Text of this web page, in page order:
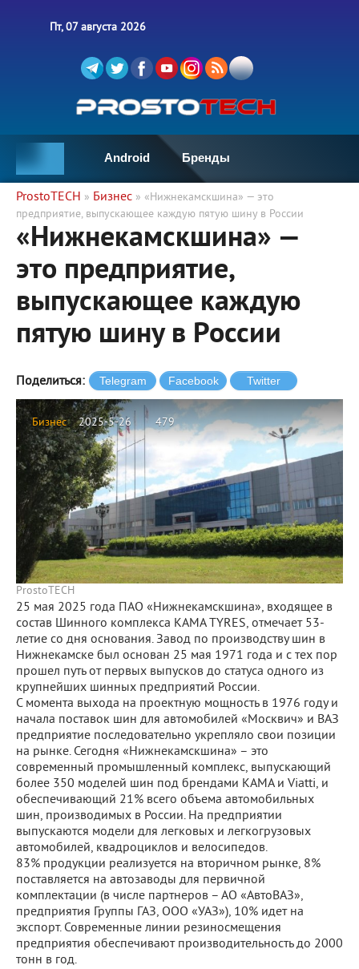
Пт, 07 августа 2026
Android Бренды
ProstoTECH » Бизнес » «Нижнекамскшина» — это
предприятие, выпускающее каждую пятую шину в России
«Нижнекамскшина» —
это предприятие,
выпускающее каждую
пятую шину в России
Поделиться:
Бизнес 2025-5-26 479
ProstoTECH
25 мая 2025 года ПАО «Нижнекамскшина», входящее в
состав Шинного комплекса KAMA TYRES, отмечает 53-
летие со дня основания. Завод по производству шин в
Нижнекамске был основан 25 мая 1971 года и с тех пор
прошел путь от первых выпусков до статуса одного из
крупнейших шинных предприятий России.
С момента выхода на проектную мощность в 1976 году и
начала поставок шин для автомобилей «Москвич» и ВАЗ
предприятие последовательно укрепляло свои позиции
на рынке. Сегодня «Нижнекамскшина» – это
современный промышленный комплекс, выпускающий
более 350 моделей шин под брендами KAMA и Viatti, и
обеспечивающий 21% всего объема автомобильных
шин, производимых в России. На предприятии
выпускаются модели для легковых и легкогрузовых
автомобилей, квадроциклов и велосипедов.
83% продукции реализуется на вторичном рынке, 8%
поставляется на автозаводы для первичной
комплектации (в числе партнеров – АО «АвтоВАЗ»,
предприятия Группы ГАЗ, ООО «УАЗ»), 10% идет на
экспорт. Современные линии резиносмещения
предприятия обеспечивают производительность до 2000
тонн в год.